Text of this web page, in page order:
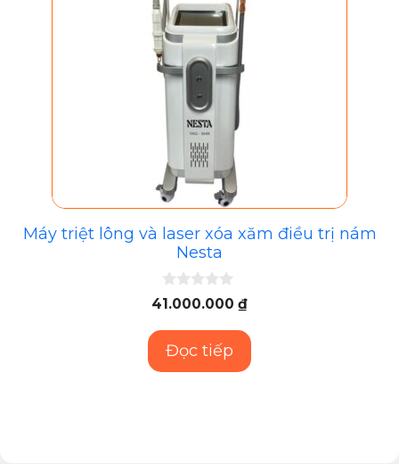
Máy triệt lông và laser xóa xăm điều trị nám
Nesta
0
n
à
41.000.000 ₫
Đọc tiếp